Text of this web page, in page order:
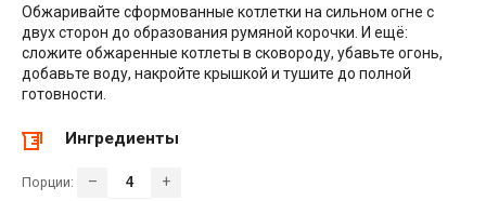
Обжаривайте сформованные котлетки на сильном огне с
двух сторон до образования румяной корочки. И ещё:
сложите обжаренные котлеты в сковороду, убавьте огонь,
добавьте воду, накройте крышкой и тушите до полной
готовности.
Ингредиенты
Порции: – +